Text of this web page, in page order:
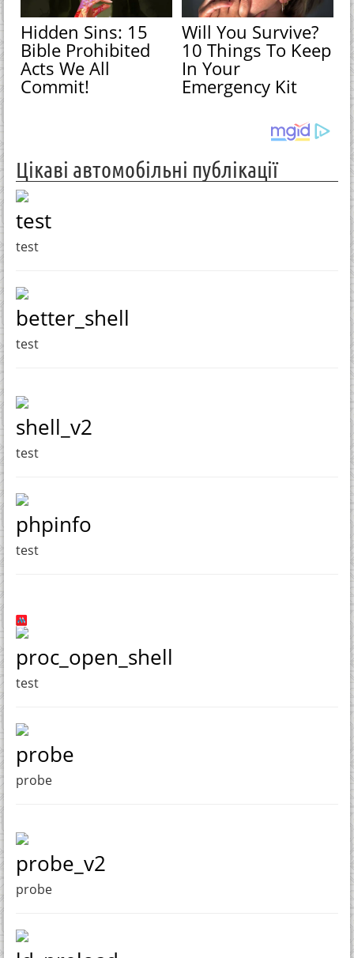
Hidden Sins: 15
Bible Prohibited
Acts We All
Commit!
Will You Survive?
10 Things To Keep
In Your
Emergency Kit
Цікаві автомобільні публікації
test
test
better_shell
test
shell_v2
test
phpinfo
test
proc_open_shell
test
probe
probe
probe_v2
probe